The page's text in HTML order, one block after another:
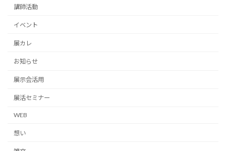
講師活動
イベント
展カレ
お知らせ
展示会活用
展活セミナー
WEB
想い